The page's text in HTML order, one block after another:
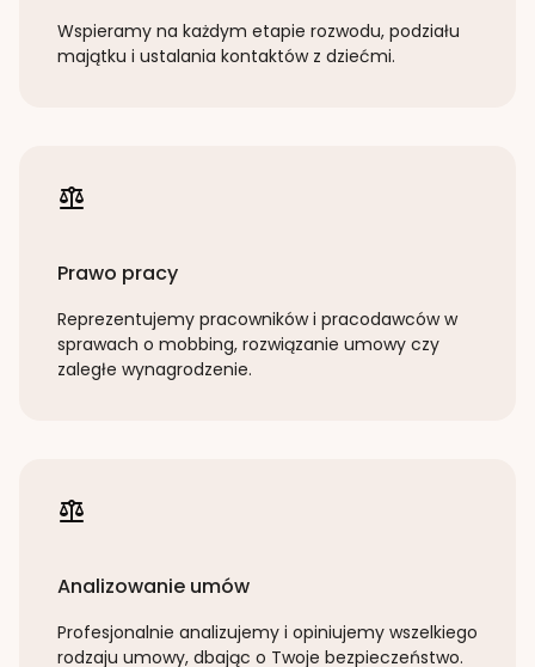
Wspieramy na każdym etapie rozwodu, podziału
majątku i ustalania kontaktów z dziećmi.
Prawo pracy
Reprezentujemy pracowników i pracodawców w
sprawach o mobbing, rozwiązanie umowy czy
zaległe wynagrodzenie.
Analizowanie umów
Profesjonalnie analizujemy i opiniujemy wszelkiego
rodzaju umowy, dbając o Twoje bezpieczeństwo.